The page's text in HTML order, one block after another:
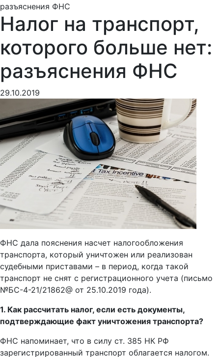
разъяснения ФНС
Налог на транспорт,
которого больше нет:
разъяснения ФНС
29.10.2019
ФНС дала пояснения насчет налогообложения
транспорта, который уничтожен или реализован
судебными приставами – в период, когда такой
транспорт не снят с регистрационного учета (письмо
№БС-4-21/21862@ от 25.10.2019 года).
1. Как рассчитать налог, если есть документы,
подтверждающие факт уничтожения транспорта?
ФНС напоминает, что в силу ст. 385 НК РФ
зарегистрированный транспорт облагается налогом.